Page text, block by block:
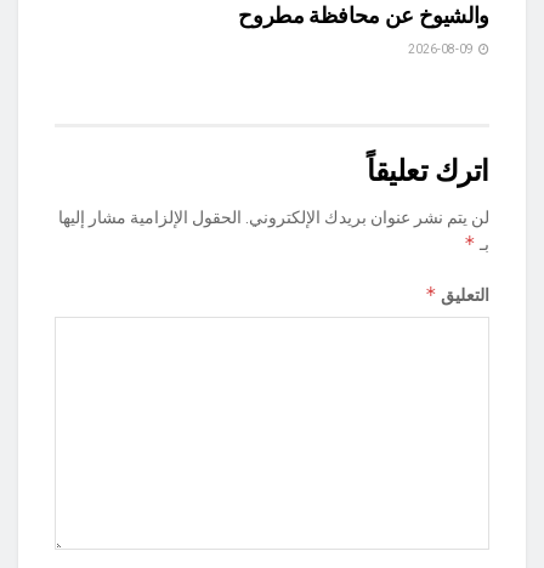
والشيوخ عن محافظة مطروح
اترك تعليقاً
لن يتم نشر عنوان بريدك الإلكتروني. الحقول الإلزامية مشار إليها
بـ *
التعليق *